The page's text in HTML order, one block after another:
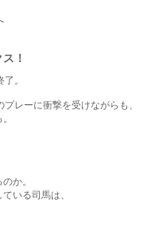
！
。
レーに衝撃を受けながらも、
か。
いる司馬は、